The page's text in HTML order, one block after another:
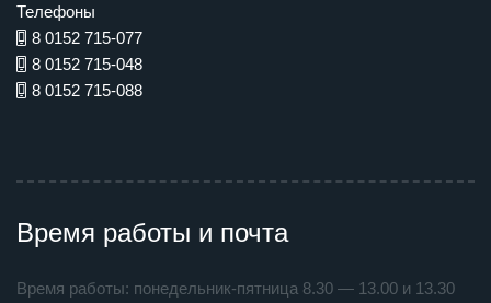
Телефоны
8 0152 715-077
8 0152 715-048
8 0152 715-088
Время работы и почта
Время работы: понедельник-пятница 8.30 — 13.00 и 13.30